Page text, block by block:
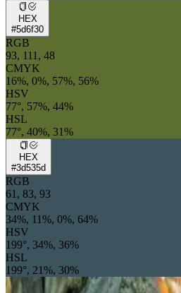
HEX
#5d6f30
RGB
93, 111, 48
CMYK
16%, 0%, 57%, 56%
HSV
77°, 57%, 44%
HSL
77°, 40%, 31%
HEX
#3d535d
RGB
61, 83, 93
CMYK
34%, 11%, 0%, 64%
HSV
199°, 34%, 36%
HSL
199°, 21%, 30%